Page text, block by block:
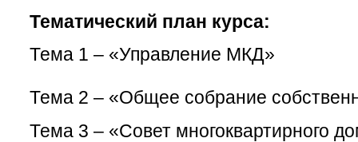
Тематический план курса:
Тема 1 – «Управление МКД»
Тема 2 – «Общее собрание
Тема 3 – «Совет многоквартирного